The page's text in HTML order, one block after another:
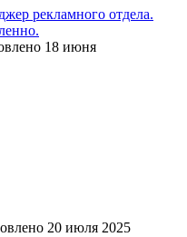
рекламного отдела.
18 июня
20 июля 2025